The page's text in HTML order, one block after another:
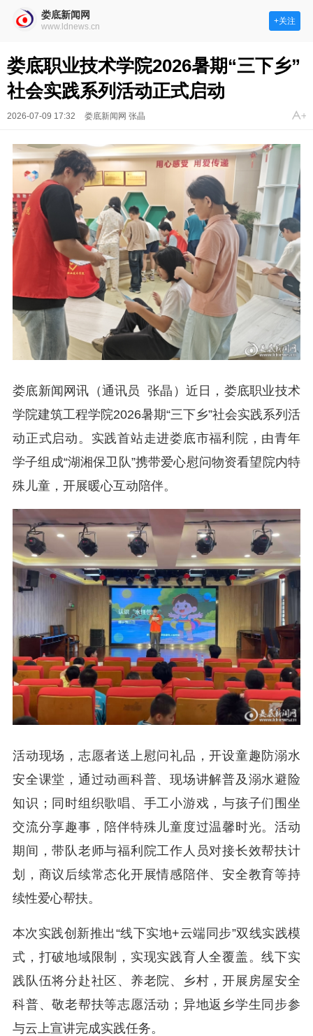
娄底新闻网
www.ldnews.cn
+关注
娄底职业技术学院2026暑期“三下乡”
社会实践系列活动正式启动
2026-07-09 17:32 娄底新闻网 张晶
娄底新闻网讯（通讯员 张晶）近日，娄底职业技术
学院建筑工程学院2026暑期“三下乡”社会实践系列活
动正式启动。实践首站走进娄底市福利院，由青年
学子组成“湖湘保卫队”携带爱心慰问物资看望院内特
殊儿童，开展暖心互动陪伴。
活动现场，志愿者送上慰问礼品，开设童趣防溺水
安全课堂，通过动画科普、现场讲解普及溺水避险
知识；同时组织歌唱、手工小游戏，与孩子们围坐
交流分享趣事，陪伴特殊儿童度过温馨时光。活动
期间，带队老师与福利院工作人员对接长效帮扶计
划，商议后续常态化开展情感陪伴、安全教育等持
续性爱心帮扶。
本次实践创新推出“线下实地+云端同步”双线实践模
式，打破地域限制，实现实践育人全覆盖。线下实
践队伍将分赴社区、养老院、乡村，开展房屋安全
科普、敬老帮扶等志愿活动；异地返乡学生同步参
与云上宣讲完成实践任务。